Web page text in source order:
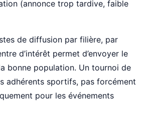
(annonce trop tardive, faible
de diffusion par filière, par
d’intérêt permet d’envoyer le
bonne population. Un tournoi de
adhérents sportifs, pas forcément
pour les événements